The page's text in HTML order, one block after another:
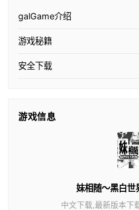
galGame介绍
游戏秘籍
安全下载
游戏信息
妹相随～黑白世
中文下载,最新版本下